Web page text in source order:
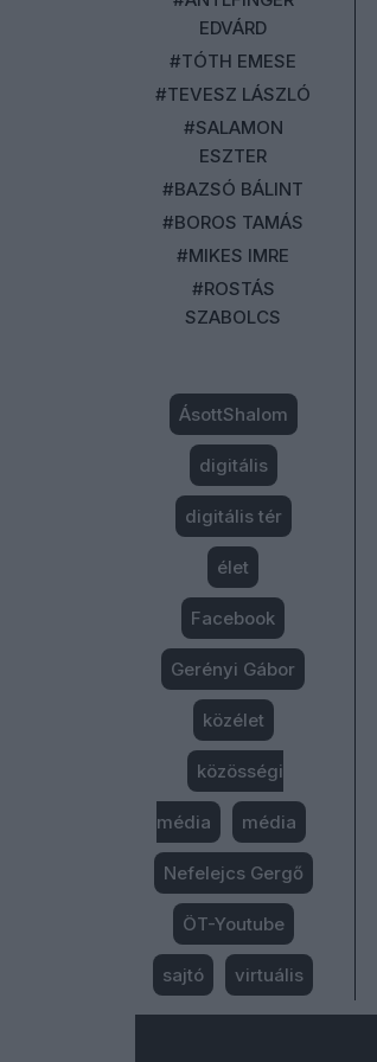
EDVÁRD
#TÓTH EMESE
#TEVESZ LÁSZLÓ
#SALAMON
ESZTER
#BAZSÓ BÁLINT
#BOROS TAMÁS
#MIKES IMRE
#ROSTÁS
SZABOLCS
ÁsottShalom
digitális
digitális tér
élet
Facebook
Gerényi Gábor
közélet
közösségi
média média
Nefelejcs Gergő
ÖT-Youtube
sajtó virtuális